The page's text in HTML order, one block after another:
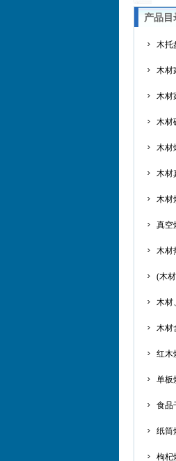
产品目
木托
木材
木材
木材
木材
木材
木材
真空
木材
(木
木材
木材
红木
单板
食品
纸筒
枸杞